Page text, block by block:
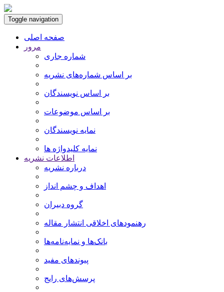
Toggle navigation
صفحه اصلی
مرور
شماره جاری
بر اساس شماره‌های نشریه
بر اساس نویسندگان
بر اساس موضوعات
نمایه نویسندگان
نمایه کلیدواژه ها
اطلاعات نشریه
درباره نشریه
اهداف و چشم انداز
گروه دبیران
رهنمودهای اخلاقی انتشار مقاله
بانک‌ها و نمایه‌‌نامه‌ها
پیوندهای مفید
پرسش‌های رایج